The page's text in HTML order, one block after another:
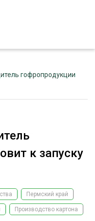
гофропродукции
к запуску
Пермский край
Производство картона